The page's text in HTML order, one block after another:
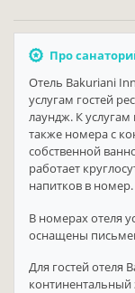
Про
Отель Bakuriani
услугам гостей
лаундж. К услугам
также номера с
собственной
работает
напитков в номер.
В номерах отеля
оснащены
Для гостей отеля
континентальный